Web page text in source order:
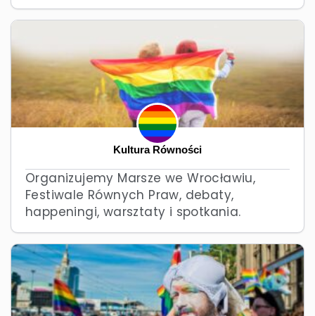
Kultura Równości
Organizujemy Marsze we Wrocławiu,
Festiwale Równych Praw, debaty,
happeningi, warsztaty i spotkania.